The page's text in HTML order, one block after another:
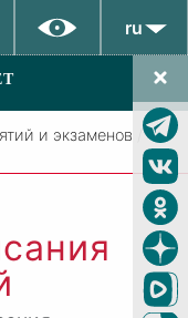
ru
и экзаменов